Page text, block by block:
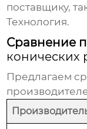
поставщику,
Технология.
Сравнение
Предлагаем